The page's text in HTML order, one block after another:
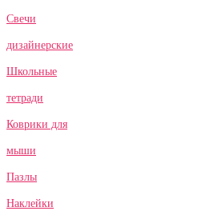
Свечи
дизайнерские
Школьные
тетради
Коврики для
мыши
Пазлы
Наклейки